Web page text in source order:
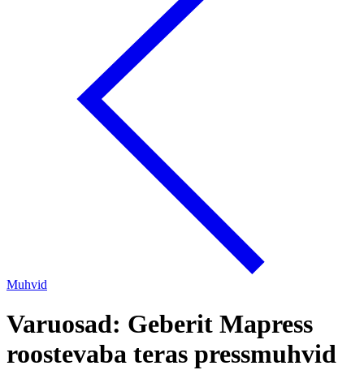
Muhvid
Varuosad: Geberit Mapress
roostevaba teras pressmuhvid